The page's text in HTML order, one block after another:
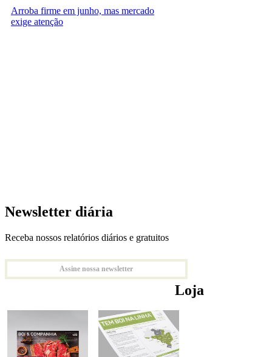
Arroba firme em junho, mas mercado
exige atenção
Newsletter diária
Receba nossos relatórios diários e gratuitos
Assine nossa newsletter
Loja